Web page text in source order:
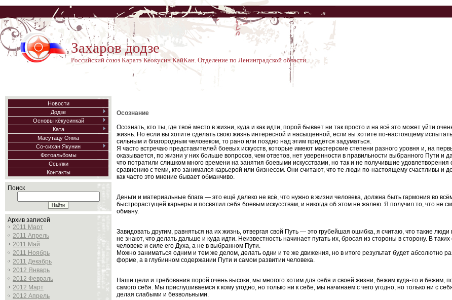
Захаров додзе
Российский союз Каратэ Кеокусин КайКан. Отделение по Ленинградской области.
Новости
Додзе
Основы кёкусинкай
Ката
Масутацу Ояма
Со-сихан Якунин
Фотоальбомы
Ссылки
Контакты
Поиск
Архив записей
2011 Март
2011 Апрель
2011 Май
2011 Ноябрь
2011 Декабрь
2012 Январь
2012 Февраль
2012 Март
2012 Апрель
Осознание
Осознать, кто ты, где твоё место в жизни, куда и как идти, порой бывает ни так просто и на всё это может уйти
жизнь. Но если вы хотите сделать свою жизнь интересной и насыщенной, если вы хотите по-настоящему
сильным и благородным человеком, то рано или поздно над этим придётся задуматься.
Я часто встречаю представителей боевых искусств, которые имеют мастерские степени разного уровня и, на
оказывается, по жизни у них больше вопросов, чем ответов, нет уверенности в правильности выбранного Пути и
что потратили слишком много времени на занятия боевыми искусствами, но так и не получившие удовлетворения
сравнению с теми, кто занимался карьерой или бизнесом. Они считают, что те люди по-настоящему счастливы и
как часто это мнение бывает обманчиво.
Деньги и материальные блага — это ещё далеко не всё, что нужно в жизни человека, должна быть гармония во
быстрорастущей карьеры и посвятил себя боевым искусствам, и никогда об этом не жалею. Я получил то, что не
обману.
Завидовать другим, равняться на их жизнь, отвергая свой Путь — это грубейшая ошибка, я считаю, что такие
не знают, что делать дальше и куда идти. Неизвестность начинает пугать их, бросая из стороны в сторону. В
человеке и силе его Духа, а не в выбранном Пути.
Можно заниматься одним и тем же делом, делать одни и те же движения, но в итоге результат будет абсолютно
форме, а в глубинном содержании Пути и самом развитии человека.
Наши цели и требования порой очень высоки, мы многого хотим для себя и своей жизни, бежим куда-то и бежим,
самого себя. Мы прислушиваемся к кому угодно, но только ни к себе, мы начинаем с чего угодно, но только ни с
делая слабыми и безвольными.